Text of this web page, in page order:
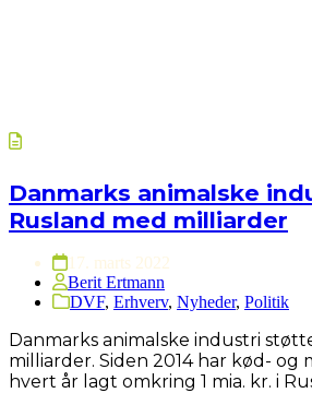
Danmarks animalske
Rusland med milliarder
17. marts 2022
Berit Ertmann
DVF, Erhverv, Nyheder, Politik
Danmarks animalske industri
milliarder. Siden 2014 har kød-
hvert år lagt omkring 1 mia. kr. i